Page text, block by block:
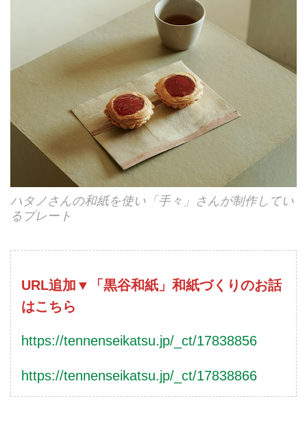
ハタノさんの和紙を使い「手々」さんが制作してい
るプレート
URL追加▼「黒谷和紙」和紙づくりのお話
はこちら
https://tennenseikatsu.jp/_ct/17838856
https://tennenseikatsu.jp/_ct/17838866